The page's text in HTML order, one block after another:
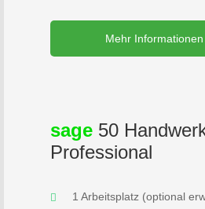
Mehr Informationen
sage 50
Professional
1 Arbeitsplatz (optional